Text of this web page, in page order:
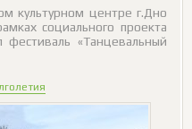
культурном центре г.Дно
социального проекта
«Танцевальный